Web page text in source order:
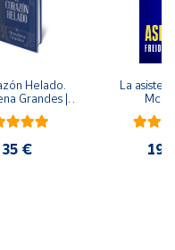
Helado.
Grandes |
especial de
con sello y
35 €
La